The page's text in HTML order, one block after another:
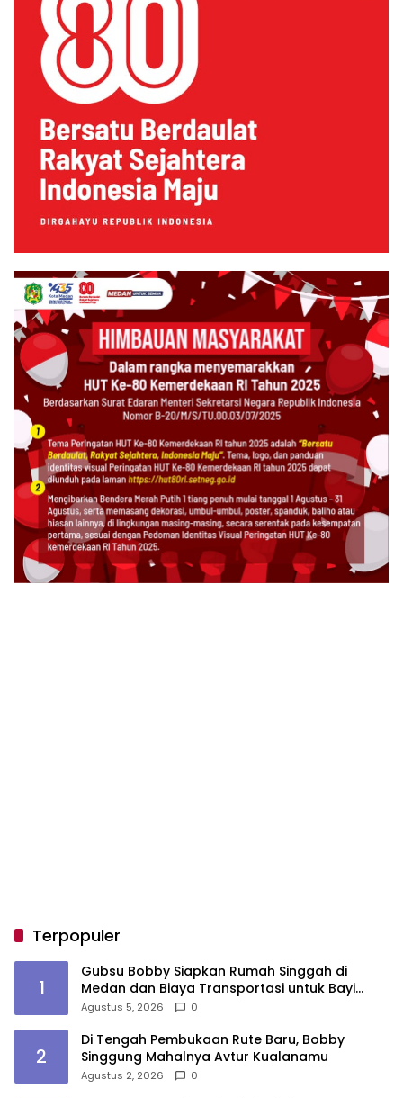
Terpopuler
1
Gubsu Bobby Siapkan Rumah Singgah di
Medan dan Biaya Transportasi untuk Bayi
Rujukan Penderita Suspek Leukemia Asal Nias
Agustus 5, 2026 0
2
Di Tengah Pembukaan Rute Baru, Bobby
Singgung Mahalnya Avtur Kualanamu
Agustus 2, 2026 0